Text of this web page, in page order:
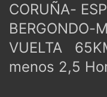
CORUÑA-
BERGONDO-
VUELTA
menos 2,5